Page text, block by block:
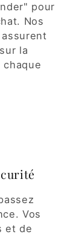
pour
Nos
la
Vos
et de